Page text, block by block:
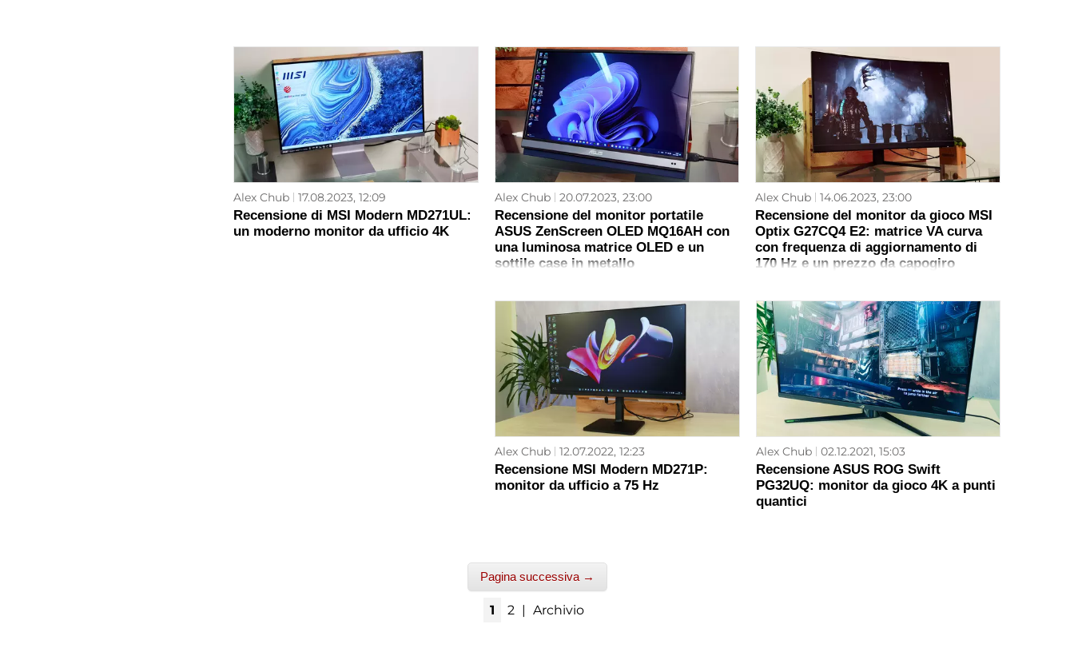
Alex Chub 17.08.2023, 12:09
Recensione di MSI Modern MD271UL:
un moderno monitor da ufficio 4K
Alex Chub 20.07.2023, 23:00
Recensione del monitor portatile
ASUS ZenScreen OLED MQ16AH con
una luminosa matrice OLED e un
sottile case in metallo
Alex Chub 14.06.2023, 23:00
Recensione del monitor da gioco MSI
Optix G27CQ4 E2: matrice VA curva
con frequenza di aggiornamento di
170 Hz e un prezzo da capogiro
Alex Chub 12.07.2022, 12:23
Recensione MSI Modern MD271P:
monitor da ufficio a 75 Hz
Alex Chub 02.12.2021, 15:03
Recensione ASUS ROG Swift
PG32UQ: monitor da gioco 4K a punti
quantici
Pagina successiva →
1 2 | Archivio